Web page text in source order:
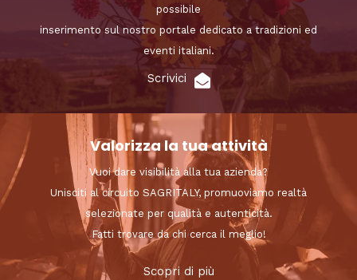
possibile
inserimento sul nostro portale dedicato a tradizioni ed
eventi italiani.
Scrivici
Valorizza la tua attività
Vuoi dare visibilità alla tua azienda?
Unisciti al circuito SAGRITALY, promuoviamo realtà
selezionate per qualità e autenticità.
Fatti trovare da chi cerca il meglio!
Scopri di più